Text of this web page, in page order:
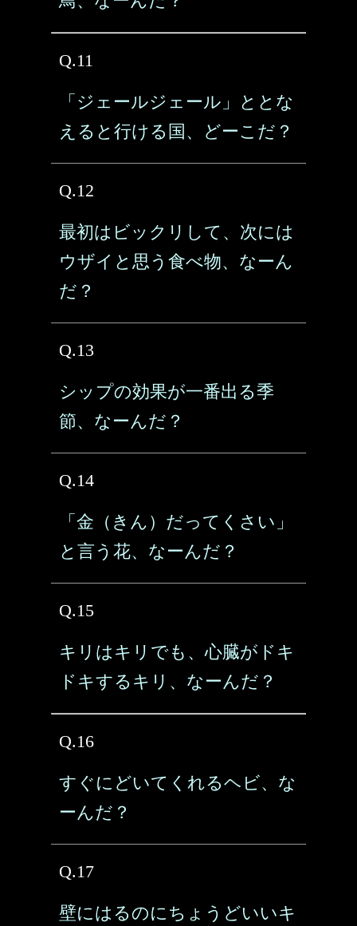
Q.11
「ジェールジェール」ととな
えると行ける国、どーこだ？
Q.12
最初はビックリして、次には
ウザイと思う食べ物、なーん
だ？
Q.13
シップの効果が一番出る季
節、なーんだ？
Q.14
「金（きん）だってくさい」
と言う花、なーんだ？
Q.15
キリはキリでも、心臓がドキ
ドキするキリ、なーんだ？
Q.16
すぐにどいてくれるヘビ、な
ーんだ？
Q.17
壁にはるのにちょうどいいキ